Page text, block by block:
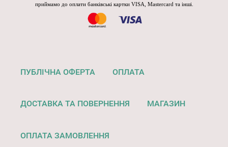
приймамо до оплати банківські картки VISA, Mastercard та інші.
ПУБЛІЧНА ОФЕРТА ОПЛАТА
ДОСТАВКА ТА ПОВЕРНЕННЯ МАГАЗИН
ОПЛАТА ЗАМОВЛЕННЯ